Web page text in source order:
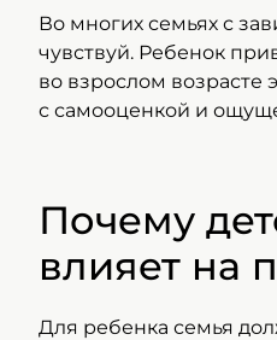
Во многих семьях с
чувствуй. Ребенок
во взрослом возрасте
с самооценкой и
Почему
влияет на
Для ребенка семья